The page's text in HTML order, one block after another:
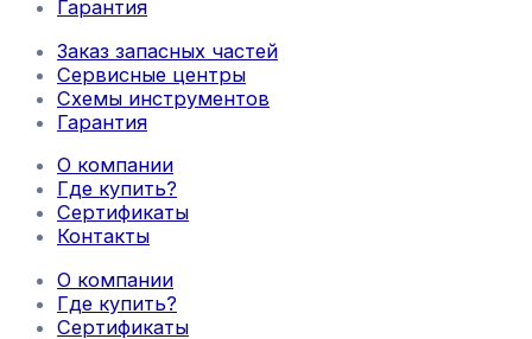
Гарантия
Заказ запасных частей
Сервисные центры
Схемы инструментов
Гарантия
О компании
Где купить?
Сертификаты
Контакты
О компании
Где купить?
Сертификаты